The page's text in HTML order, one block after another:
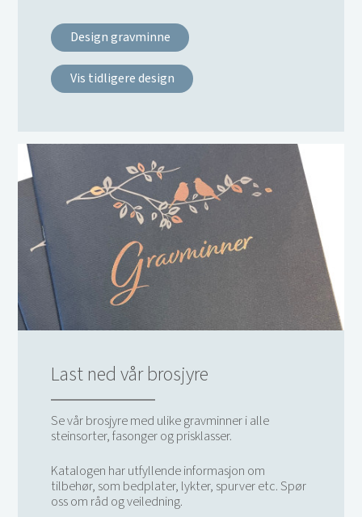
Design gravminne
Vis tidligere design
Last ned vår brosjyre
Se vår brosjyre med ulike gravminner i alle
steinsorter, fasonger og prisklasser.
Katalogen har utfyllende informasjon om
tilbehør, som bedplater, lykter, spurver etc. Spør
oss om råd og veiledning.